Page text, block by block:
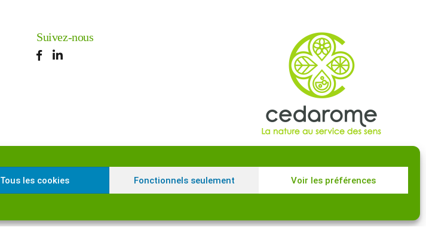
Tous les cookies Fonctionnels seulement Voir les préférences
Suivez-nous